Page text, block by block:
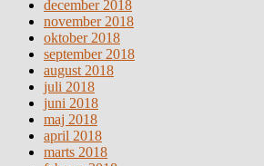
december 2018
november 2018
oktober 2018
september 2018
august 2018
juli 2018
juni 2018
maj 2018
april 2018
marts 2018